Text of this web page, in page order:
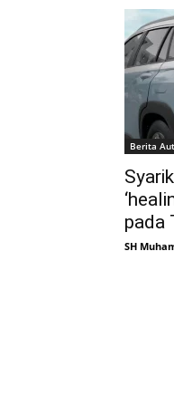
Berita
pada
SH